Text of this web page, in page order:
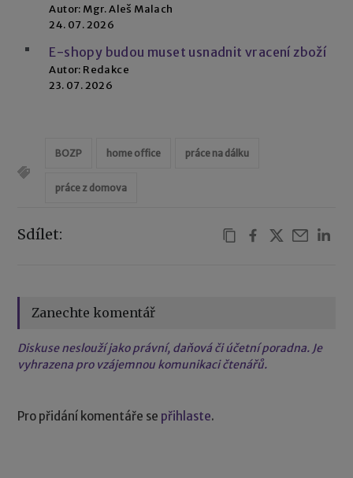
Autor: Mgr. Aleš Malach
24. 07. 2026
E-shopy budou muset usnadnit vracení zboží
Autor: Redakce
23. 07. 2026
BOZP home office práce na dálku
práce z domova
Sdílet:
Zanechte komentář
Diskuse neslouží jako právní, daňová či účetní poradna. Je
vyhrazena pro vzájemnou komunikaci čtenářů.
Pro přidání komentáře se přihlaste.